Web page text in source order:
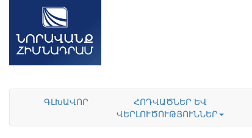
ԳԼԽԱՎՈՐ
ՀՈԴՎԱԾՆԵՐ ԵՎ
ՎԵՐԼՈՒԾՈՒԹՅՈՒՆՆԵՐ